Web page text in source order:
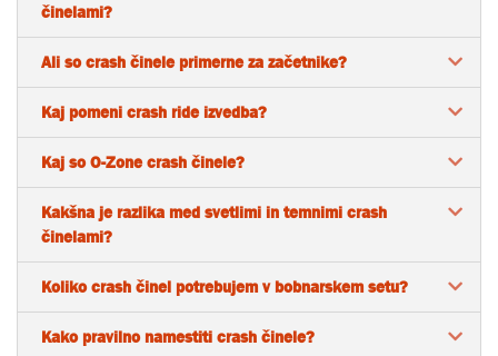
činelami?
Ali so crash činele primerne za začetnike?
Kaj pomeni crash ride izvedba?
Kaj so O-Zone crash činele?
Kakšna je razlika med svetlimi in temnimi crash
činelami?
Koliko crash činel potrebujem v bobnarskem setu?
Kako pravilno namestiti crash činele?